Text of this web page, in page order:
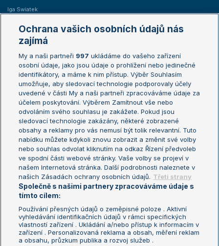
Iga Swiatek
Žebříčky
Žebříček ATP (muži)
Žebříček WTA (ženy)
Sázkařský žebříček
Australian Open
French Open
Wimbledon
US Open
Turnaj mistrů
Turnaj mistryň
Aktualní trendy
Fotbalové přestupy
Livesport Daily
LS Prague Open
Podmínky užití
Nastavení soukromí
GDPR a žurnalistika
Reklama
Informace o zpracování osobních
Ochrana vašich osobních údajů nás
zajímá
My a naši partneři 997 ukládáme do vašeho zařízení
osobní údaje, jako jsou údaje o prohlížení nebo jedinečné
identifikátory, a máme k nim přístup. Výběr Souhlasím
umožňuje, aby sledovací technologie podporovaly účely
uvedené v části My a naši partneři zpracováváme údaje za
účelem poskytování. Výběrem Zamítnout vše nebo
odvoláním svého souhlasu je zakážete. Pokud jsou
sledovací technologie zakázány, některé zobrazené
obsahy a reklamy pro vás nemusí být tolik relevantní. Tuto
nabídku můžete kdykoli znovu zobrazit a změnit své volby
nebo souhlas odvolat kliknutím na odkaz Řízení předvoleb
ve spodní části webové stránky. Vaše volby se projeví v
našem Internetová stránka. Další podrobnosti naleznete v
našich Zásadách ochrany osobních údajů. Třetí strany
Společně s našimi partnery zpracováváme údaje s
tímto cílem:
Používání přesných údajů o zeměpisné poloze . Aktivní
vyhledávání identifikačních údajů v rámci specifických
vlastností zařízení . Ukládání a/nebo přístup k informacím v
zařízení . Personalizovaná reklama a obsah, měření reklam
a obsahu, průzkum publika a rozvoj služeb .